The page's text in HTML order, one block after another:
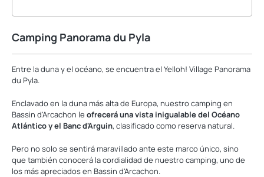
Camping Panorama du Pyla
Entre la duna y el océano, se encuentra el Yelloh! Village Panorama
du Pyla.
Enclavado en la duna más alta de Europa, nuestro camping en
Bassin d'Arcachon le ofrecerá una vista inigualable del Océano
Atlántico y el Banc d'Arguin, clasificado como reserva natural.
Pero no solo se sentirá maravillado ante este marco único, sino
que también conocerá la cordialidad de nuestro camping, uno de
los más apreciados en Bassin d'Arcachon.